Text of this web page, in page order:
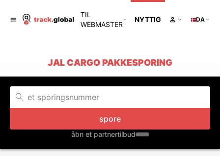
TIL
WEBMASTER
NYTTIG DA
JAL CARGO PAKKESPORING
spore
åbn et partnertilbud